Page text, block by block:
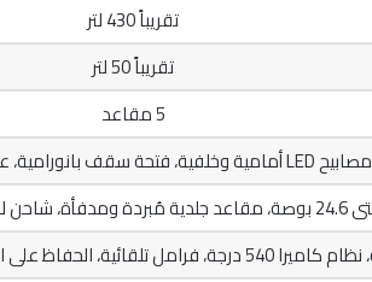
تقريباً 430 لتر
تقريباً 50 لتر
5 مقاعد
مصابيح LED أمامية وخلفية، فتحة سقف بانورامية، عجلات 18 بوصة
8 سماعات